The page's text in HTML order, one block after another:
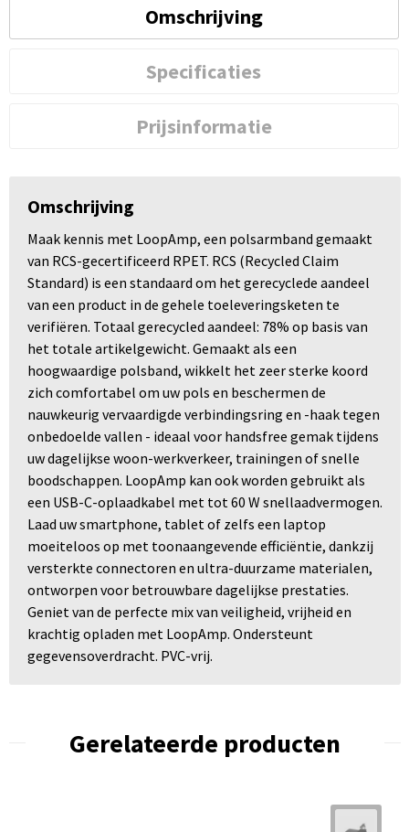
Omschrijving
Specificaties
Prijsinformatie
Omschrijving
Maak kennis met LoopAmp, een polsarmband gemaakt
van RCS-gecertificeerd RPET. RCS (Recycled Claim
Standard) is een standaard om het gerecyclede aandeel
van een product in de gehele toeleveringsketen te
verifiëren. Totaal gerecycled aandeel: 78% op basis van
het totale artikelgewicht. Gemaakt als een
hoogwaardige polsband, wikkelt het zeer sterke koord
zich comfortabel om uw pols en beschermen de
nauwkeurig vervaardigde verbindingsring en -haak tegen
onbedoelde vallen - ideaal voor handsfree gemak tijdens
uw dagelijkse woon-werkverkeer, trainingen of snelle
boodschappen. LoopAmp kan ook worden gebruikt als
een USB-C-oplaadkabel met tot 60 W snellaadvermogen.
Laad uw smartphone, tablet of zelfs een laptop
moeiteloos op met toonaangevende efficiëntie, dankzij
versterkte connectoren en ultra-duurzame materialen,
ontworpen voor betrouwbare dagelijkse prestaties.
Geniet van de perfecte mix van veiligheid, vrijheid en
krachtig opladen met LoopAmp. Ondersteunt
gegevensoverdracht. PVC-vrij.
Gerelateerde producten